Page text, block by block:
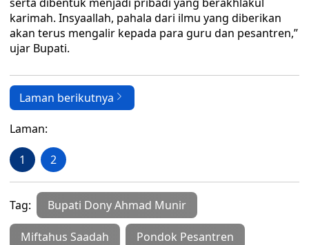
karimah. Insyaallah, pahala dari ilmu yang diberikan
akan terus mengalir kepada para guru dan pesantren,”
ujar Bupati.
Laman berikutnya
Laman:
1 2
Tag: Bupati Dony Ahmad Munir
Miftahus Saadah Pondok Pesantren